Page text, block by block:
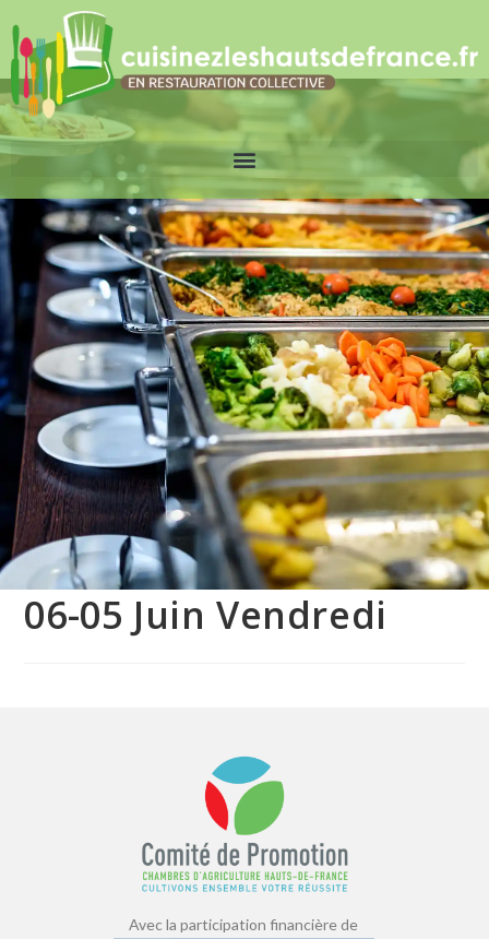
06-05 Juin Vendredi
Avec la participation financière de